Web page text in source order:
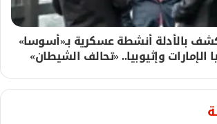
بالأدلة أنشطة عسكرية بـ«أسوسا»
الإمارات وإثيوبيا.. «تحالف الشيطان»